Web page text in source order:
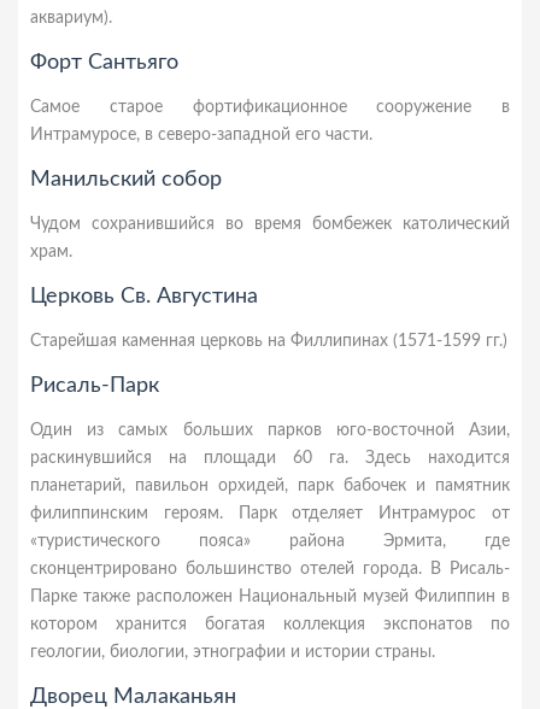
аквариум).
Форт Сантьяго
Самое старое фортификационное сооружение в
Интрамуросе, в северо-западной его части.
Манильский собор
Чудом сохранившийся во время бомбежек католический
храм.
Церковь Св. Августина
Старейшая каменная церковь на Филлипинах (1571-1599 гг.)
Рисаль-Парк
Один из самых больших парков юго-восточной Азии,
раскинувшийся на площади 60 га. Здесь находится
планетарий, павильон орхидей, парк бабочек и памятник
филиппинским героям. Парк отделяет Интрамурос от
«туристического пояса» района Эрмита, где
сконцентрировано большинство отелей города. В Рисаль-
Парке также расположен Национальный музей Филиппин в
котором хранится богатая коллекция экспонатов по
геологии, биологии, этнографии и истории страны.
Дворец Малаканьян